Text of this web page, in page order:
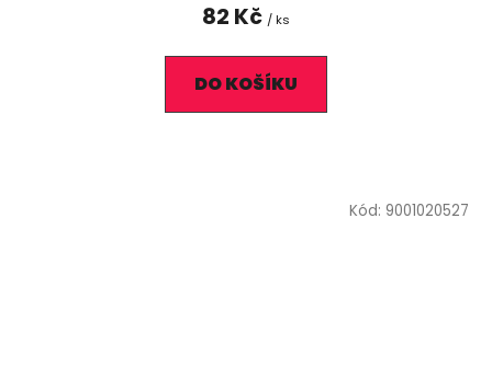
82 Kč / ks
DO KOŠÍKU
Kód: 9001020527